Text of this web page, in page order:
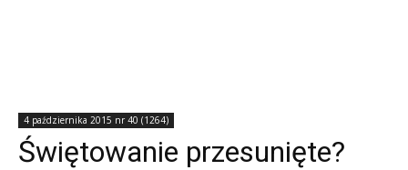
4 października 2015 nr 40 (1264)
Świętowanie przesunięte?